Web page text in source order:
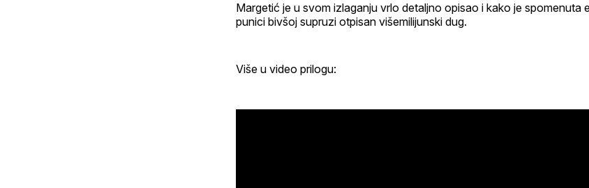
Margetić je u svom izlaganju vrlo detaljno opisao i kako je spomenuta
punici bivšoj supruzi otpisan višemilijunski dug.
Više u video prilogu: